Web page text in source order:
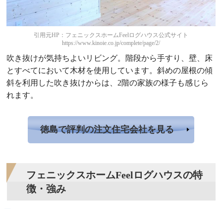
引用元HP：フェニックスホームFeelログハウス公式サイト
https://www.kinoie.co.jp/complete/page/2/
吹き抜けが気持ちよいリビング。階段から手すり、壁、床
とすべてにおいて木材を使用しています。斜めの屋根の傾
斜を利用した吹き抜けからは、2階の家族の様子も感じら
れます。
徳島で評判の注文住宅会社を見る
フェニックスホームFeelログハウスの特
徴・強み